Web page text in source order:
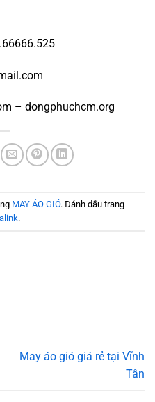
– dongphuchcm.org
MAY ÁO GIÓ. Đánh dấu trang
.
May áo gió giá rẻ tại Vĩnh
Tân